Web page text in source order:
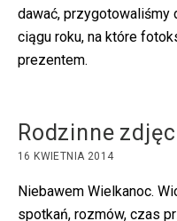
dawać, przygotowaliśmy
ciągu roku, na które
prezentem.
Rodzinne
16 KWIETNIA 2014
Niebawem Wielkanoc.
spotkań, rozmów, czas